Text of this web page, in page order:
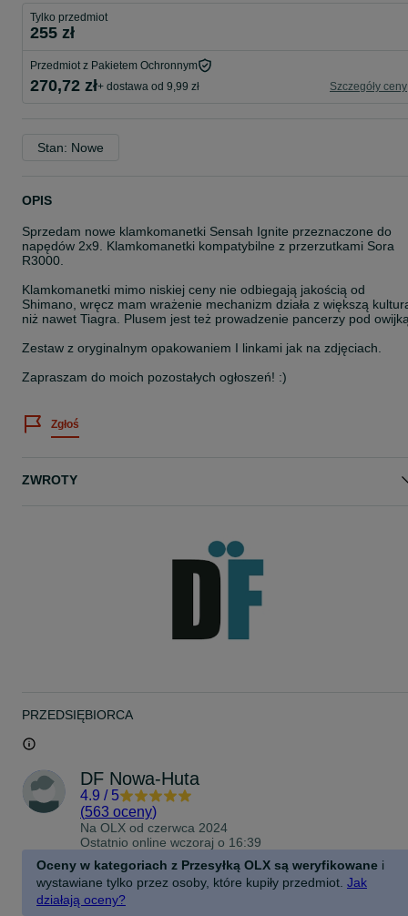
Tylko przedmiot
255 zł
Przedmiot z Pakietem Ochronnym
270,72 zł+ dostawa od 9,99 zł Szczegóły ceny
Stan: Nowe
OPIS
Sprzedam nowe klamkomanetki Sensah Ignite przeznaczone do
napędów 2x9. Klamkomanetki kompatybilne z przerzutkami Sora
R3000.
Klamkomanetki mimo niskiej ceny nie odbiegają jakością od
Shimano, wręcz mam wrażenie mechanizm działa z większą
niż nawet Tiagra. Plusem jest też prowadzenie pancerzy pod
Zestaw z oryginalnym opakowaniem I linkami jak na zdjęciach.
Zapraszam do moich pozostałych ogłoszeń! :)
Zgłoś
ZWROTY
PRZEDSIĘBIORCA
DF Nowa-Huta
4.9 / 5
(563 oceny)
Na OLX od czerwca 2024
Ostatnio online wczoraj o 16:39
Oceny w kategoriach z Przesyłką OLX są weryfikowane i
wystawiane tylko przez osoby, które kupiły przedmiot. Jak
działają oceny?